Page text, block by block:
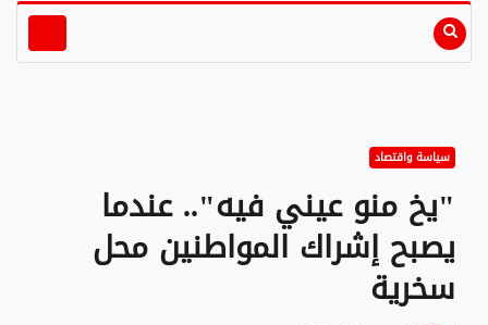
سياسة واقتصاد
"يخ منو عيني فيه".. عندما
يصبح إشراك المواطنين محل
سخرية